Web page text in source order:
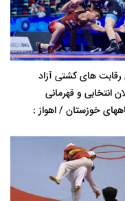
رقابت های کشتی آزاد
انتخابی و قهرمانی
خوزستان / اهواز :